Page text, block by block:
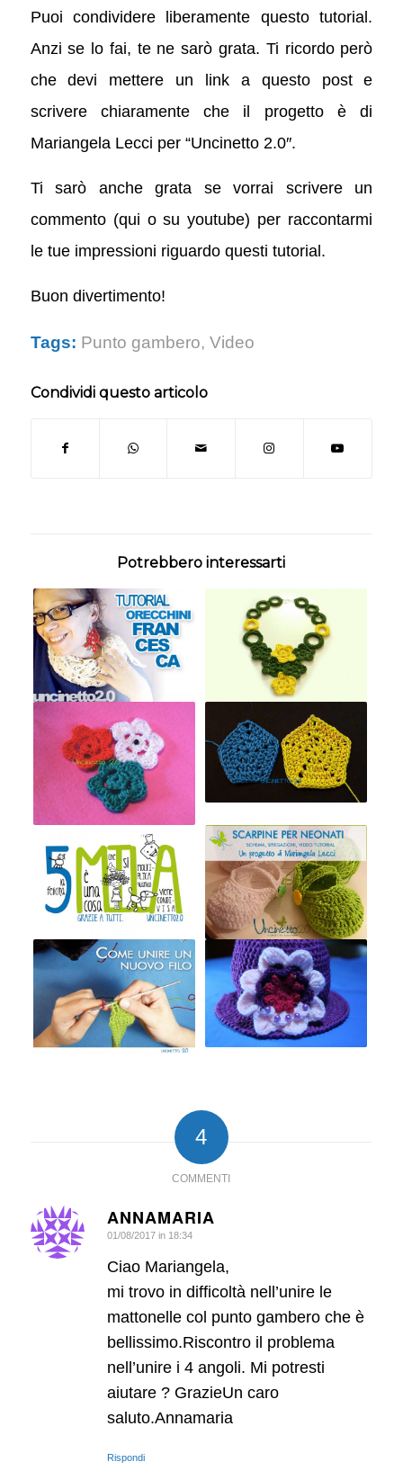
Puoi condividere liberamente questo tutorial.
Anzi se lo fai, te ne sarò grata. Ti ricordo però
che devi mettere un link a questo post e
scrivere chiaramente che il progetto è di
Mariangela Lecci per “Uncinetto 2.0″.
Ti sarò anche grata se vorrai scrivere un
commento (qui o su youtube) per raccontarmi
le tue impressioni riguardo questi tutorial.
Buon divertimento!
Tags: Punto gambero, Video
Condividi questo articolo
Potrebbero interessarti
4
COMMENTI
ANNAMARIA
dice:
01/08/2017 in 18:34
Ciao Mariangela,
mi trovo in difficoltà nell’unire le
mattonelle col punto gambero che è
bellissimo.Riscontro il problema
nell’unire i 4 angoli. Mi potresti
aiutare ? GrazieUn caro
saluto.Annamaria
Rispondi